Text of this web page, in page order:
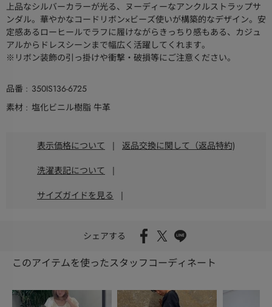
上品なシルバーカラーが光る、ヌーディーなアンクルストラップサ
ンダル。華やかなコードリボン×ビーズ使いが構築的なデザイン。安
定感あるローヒールでラフに履けながらきっちり感もある、カジュ
アルからドレスシーンまで幅広く活躍してくれます。
※リボン装飾の引っ掛けや衝撃・破損等にご注意ください。
品番
350IS136-6725
素材
塩化ビニル樹脂 牛革
表示価格について | 返品交換に関して（返品特約)
洗濯表記について |
サイズガイドを見る |
シェアする
このアイテムを使ったスタッフコーディネート